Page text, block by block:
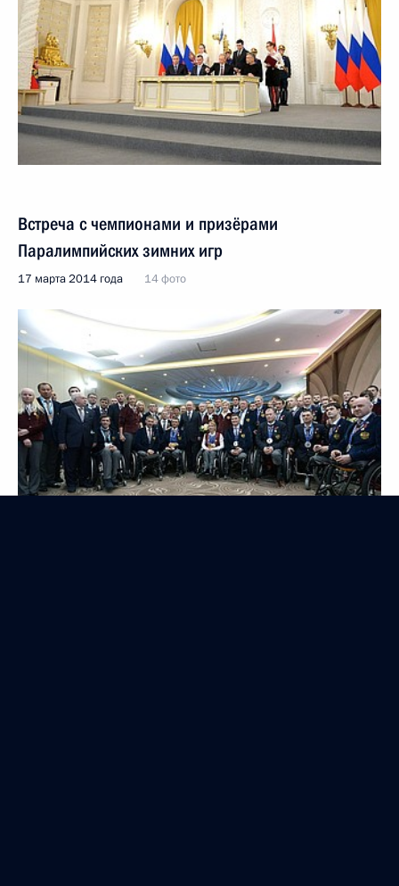
Встреча с чемпионами и призёрами
Паралимпийских зимних игр
17 марта 2014 года 14 фото